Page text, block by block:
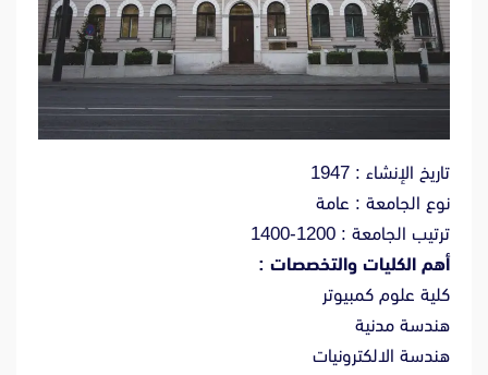
تاريخ الإنشاء : 1947
نوع الجامعة : عامة
ترتيب الجامعة : 1200-1400
أهم الكليات والتخصصات :
كلية علوم كمبيوتر
هندسة مدنية
هندسة الالكترونيات